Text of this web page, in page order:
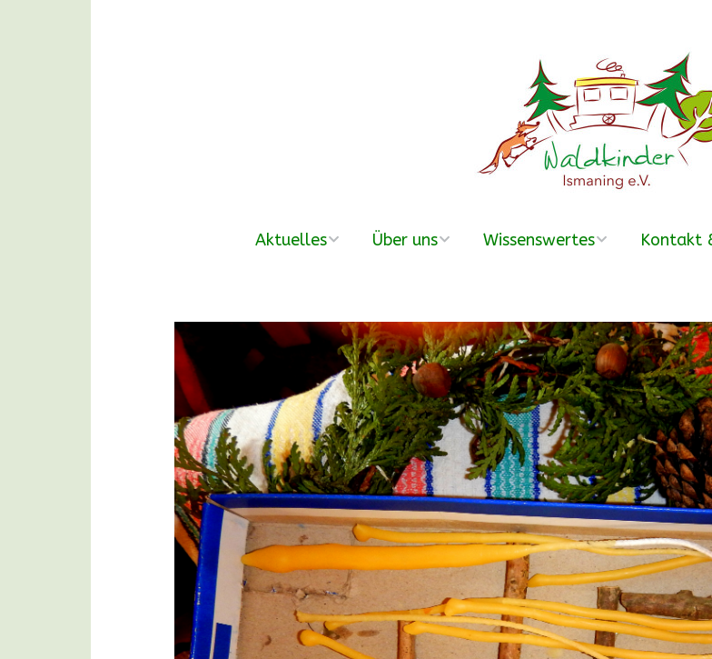
Aktuelles
Nachmittags-
Waldgruppen
DANKE
Über uns
Unser Team
Wissenswertes
Häufige Fragen –
FAQ
Downloads
Zeiten und Beiträge
Schließzeiten
2025/2026
Kontakt